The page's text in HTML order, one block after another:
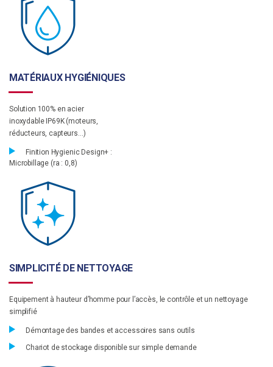
MATÉRIAUX HYGIÉNIQUES
Solution 100% en acier
inoxydable IP69K (moteurs,
réducteurs, capteurs…)
Finition Hygienic Design+ :
Microbillage (ra : 0,8)
SIMPLICITÉ DE NETTOYAGE
Equipement à hauteur d’homme pour l’accès, le contrôle et un nettoyage
simplifié
Démontage des bandes et accessoires sans outils
Chariot de stockage disponible sur simple demande